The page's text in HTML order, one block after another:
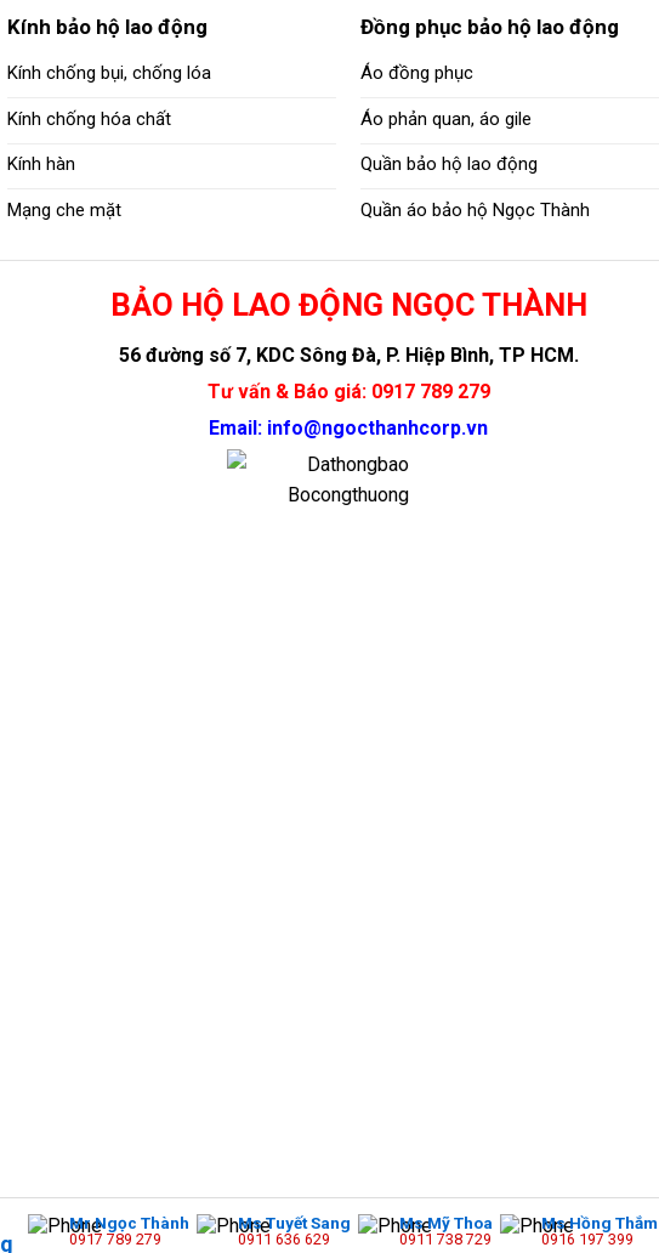
Kính bảo hộ lao động
Kính chống bụi, chống lóa
Kính chống hóa chất
Kính hàn
Mạng che mặt
Đồng phục bảo hộ lao động
Áo đồng phục
Áo phản quan, áo gile
Quần bảo hộ lao động
Quần áo bảo hộ Ngọc Thành
BẢO HỘ LAO ĐỘNG NGỌC THÀNH
56 đường số 7, KDC Sông Đà, P. Hiệp Bình, TP HCM.
Tư vấn & Báo giá: 0917 789 279
Email: info@ngocthanhcorp.vn
Mr Ngọc Thành
0917 789 279
Ms Tuyết Sang
0911 636 629
Ms Mỹ Thoa
0911 738 729
Ms Hồng Thắm
0916 197 399
Copyright 2026 © Web Ngọc Thành